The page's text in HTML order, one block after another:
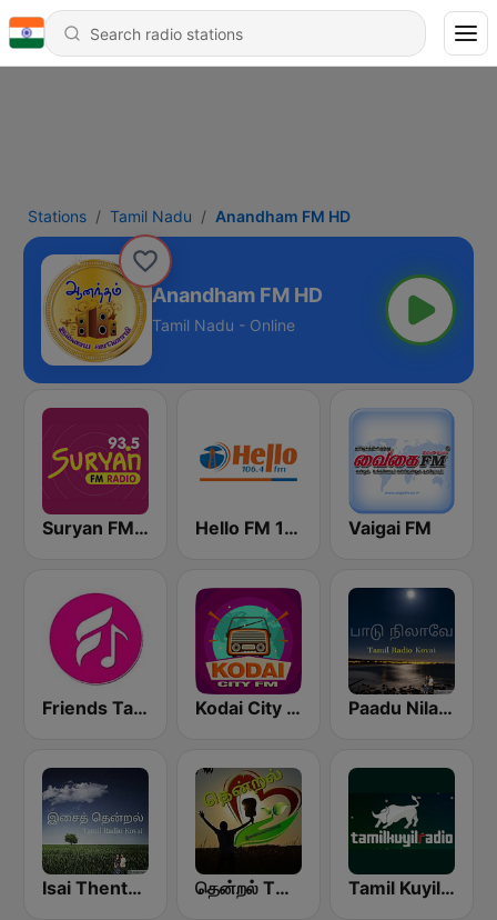
Stations Tamil Nadu Anandham FM HD
Anandham FM HD
Tamil Nadu - Online
Suryan FM 93.5 Hello FM 106.4 Vaigai FM
Friends Tamil FM Kodai City FM Paadu Nilavae Tamil Radio
Isai Thentral Tamil Radio தென்றல் THENDRAL Tamil Kuyil Radio